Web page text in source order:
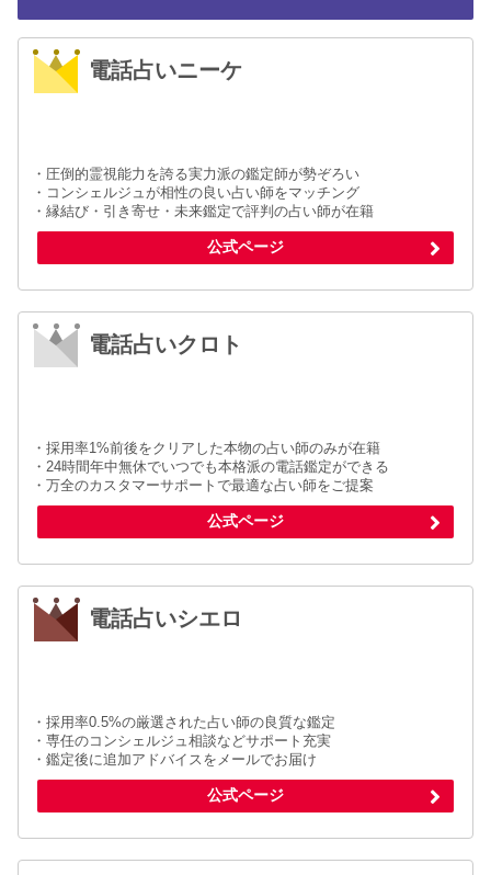
電話占いニーケ
・圧倒的霊視能力を誇る実力派の鑑定師が勢ぞろい
・コンシェルジュが相性の良い占い師をマッチング
・縁結び・引き寄せ・未来鑑定で評判の占い師が在籍
公式ページ
電話占いクロト
・採用率1%前後をクリアした本物の占い師のみが在籍
・24時間年中無休でいつでも本格派の電話鑑定ができる
・万全のカスタマーサポートで最適な占い師をご提案
公式ページ
電話占いシエロ
・採用率0.5%の厳選された占い師の良質な鑑定
・専任のコンシェルジュ相談などサポート充実
・鑑定後に追加アドバイスをメールでお届け
公式ページ